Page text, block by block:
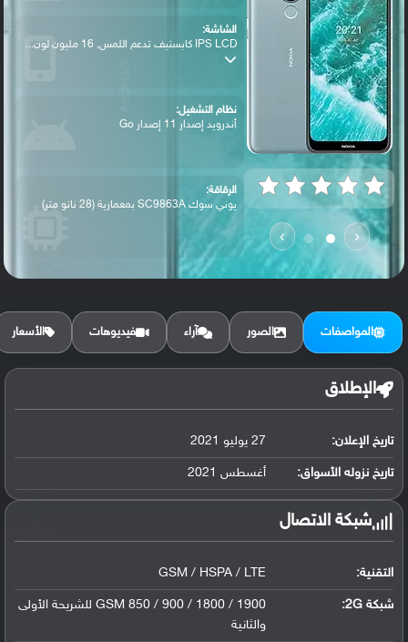
‹
›
الشاشة:
IPS LCD كابستيف تدعم اللمس, 16 مليون لون...
نظام التشغيل:
أندرويد إصدار 11 إصدار Go
الرقاقة:
يوني سوك SC9863A بمعمارية (28 نانو متر)
الرام / التخزين:
البطارية:
ليثيوم بوليمر سعة 6000 مللي أمبير, غير ق...
المواصفات الصور آراء فيديوهات الأسعار
الإطلاق
تاريخ الإعلان: 27 يوليو 2021
تاريخ نزوله الأسواق: أغسطس 2021
شبكة الاتصال
التقنية: GSM / HSPA / LTE
شبكة 2G:
GSM 850 / 900 / 1800 / 1900 للشريحة الأولى
والثانية